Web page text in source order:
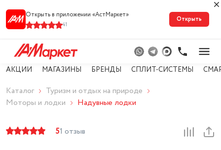
Открыть в приложении «АстМарке‪т‬»
41
Открыть
АКЦИИ МАГАЗИНЫ БРЕНДЫ СПЛИТ-СИСТЕМЫ
Каталог
Туризм и отдых на природе
Моторы и лодки
Надувные лодки
51 отзыв